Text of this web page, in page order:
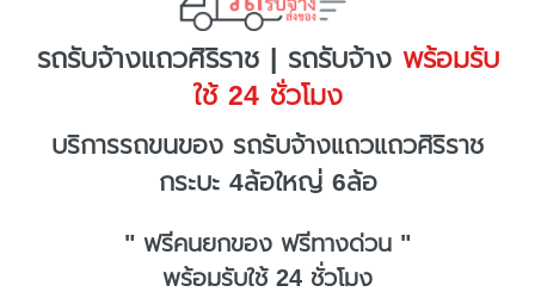
รถรับจ้างแถวศิริราช | รถรับจ้างพร้อมรับ
ใช้ 24 ชั่วโมง
บริการรถขนของ รถรับจ้างแถวแถวศิริราช
กระบะ 4ล้อใหญ่ 6ล้อ
" ฟรีคนยกของ ฟรีทางด่วน "
พร้อมรับใช้ 24 ชั่วโมง